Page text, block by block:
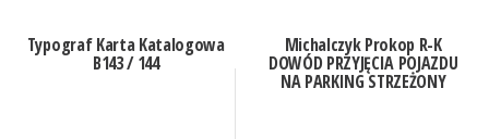
Typograf Karta Katalogowa
B143 / 144
Michalczyk Prokop R-K
DOWÓD PRZYJĘCIA POJAZDU
NA PARKING STRZEŻONY